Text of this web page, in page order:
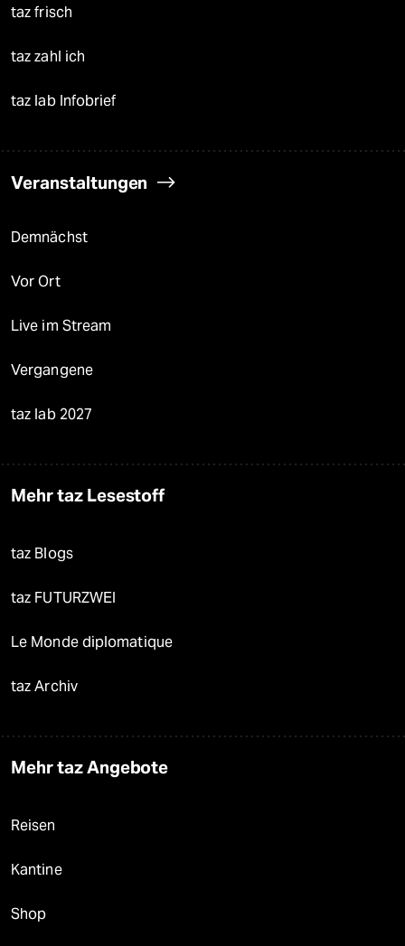
taz frisch
taz zahl ich
taz lab Infobrief
Veranstaltungen
Demnächst
Vor Ort
Live im Stream
Vergangene
taz lab 2027
Mehr taz Lesestoff
taz Blogs
taz FUTURZWEI
Le Monde diplomatique
taz Archiv
Mehr taz Angebote
Reisen
Kantine
Shop